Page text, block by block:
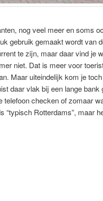
nog veel meer en soms
gebruik gemaakt wordt van
te zijn, maar daar vind je
niet. Dat is meer voor
Maar uiteindelijk kom je
daar vlak bij een lange bank
telefoon checken of zomaar
“typisch Rotterdams”, maar